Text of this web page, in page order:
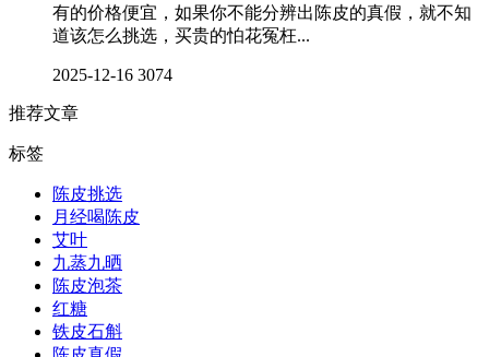
有的价格便宜，如果你不能分辨出陈皮的真假，就不知
道该怎么挑选，买贵的怕花冤枉...
2025-12-16 3074
推荐文章
标签
陈皮挑选
月经喝陈皮
艾叶
九蒸九晒
陈皮泡茶
红糖
铁皮石斛